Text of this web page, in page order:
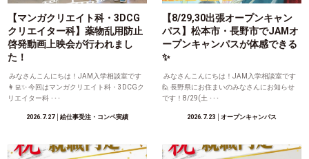
【マンガクリエイト科・3DCG
クリエイター科】薬物乱用防止
啓発動画上映会が行われまし
た！
みなさんこんにちは！JAM入学相談室です
👩‍💻✨ 今回はマンガクリエイト科・3DCGク
リエイター科 ･･･
2026.7.27│絵仕事受注・コンペ実績
【8/29,30出張オープンキャン
パス】松本市・長野市でJAMオ
ープンキャンパスが体感できる
✨
みなさんこんにちは！JAM入学相談室です
🙋 長野県にお住まいのみなさんにお知らせ
です！8/29(土 ･･･
2026.7.23 │オープンキャンパス